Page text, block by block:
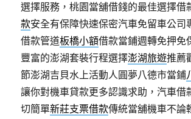
選擇服務，桃園當舖借錢的最佳選擇借
款安全有保障快速保密汽車免留車公司
借款管道板橋小額借款當鋪週轉免押免
豐富的澎湖套裝行程選擇澎湖旅遊推薦
節澎湖吉貝水上活動人圓夢八德市當鋪
讓你對機車貸款更多認識求助，汽車借
切簡單新莊支票借款傳統當舖機車不論